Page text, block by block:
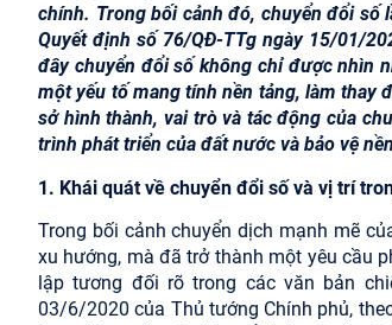
chính. Trong bối cảnh đó, chuyển đổi số
Quyết định số 76/QĐ-TTg ngày 15/01/
đây chuyển đổi số không chỉ được nhìn
một yếu tố mang tính nền tảng, làm thay
sở hình thành, vai trò và tác động của
trình phát triển của đất nước và bảo vệ
1. Khái quát về chuyển đổi số và vị trí
Trong bối cảnh chuyển dịch mạnh mẽ
xu hướng, mà đã trở thành một yêu cầu
lập tương đối rõ trong các văn bản
03/6/2020 của Thủ tướng Chính phủ,